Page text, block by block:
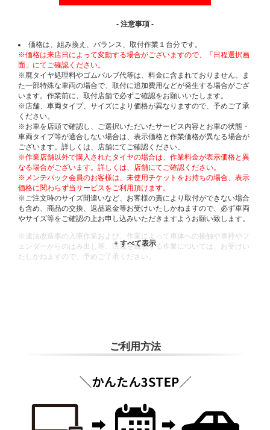
- 注意事項 -
価格は、組み換え、バランス、取付作業１台分です。
※価格は来店日によって変動する場合がございますので、「日程選択画
面」にてご確認ください。
※廃タイヤ処理料やゴムバルブ代等は、料金に含まれておりません。ま
た一部特殊な車両の場合で、取付に追加費用などが発生する場合がござ
います。作業前に、取付店舗で必ずご確認をお願いいたします。
※店舗、車両タイプ、サイズにより価格が異なりますので、予めご了承
ください。
※お車を店頭で確認し、ご選択いただいたサービス内容とお車の状態・
車両タイプ等が適合しない場合は、表示価格と作業価格が異なる場合が
ございます。詳しくは、店舗にてご確認ください。
※作業店舗以外で購入されたタイヤの場合は、作業料金が表示価格と異
なる場合がございます。詳しくは、店舗にてご確認ください。
※メンテパック会員のお客様は、未使用チケットをお持ちの場合、表示
価格に関わらず当サービスをご利用頂けます。
※ご注文時のサイズ間違いなど、お客様の責により取付ができない場合
も含め、商品の交換、返品返金等お受けいたしかねますので、必ず車両
やサイズ等をご確認の上お申し込みいただきますようお願い致します。
※違法改造車の入庫作業および、作業によって車体への接触や車枠やフ
ェンダーからのはみ出し等、法規を逸脱する作業については、お受けい
たしかねますので、予めご了承ください。
ご利用方法